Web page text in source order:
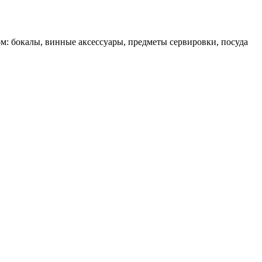
бокалы, винные аксессуары, предметы сервировки, посуда